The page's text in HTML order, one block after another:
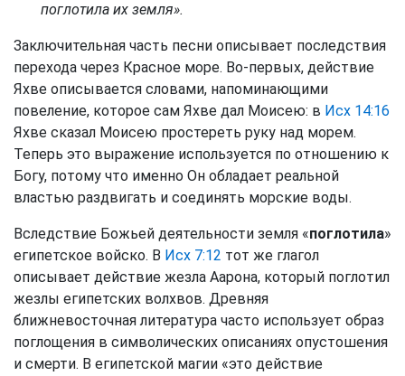
поглотила их земля».
Заключительная часть песни описывает последствия
перехода через Красное море. Во-первых, действие
Яхве описывается словами, напоминающими
повеление, которое сам Яхве дал Моисею: в Исх 14:16
Яхве сказал Моисею простереть руку над морем.
Теперь это выражение используется по отношению к
Богу, потому что именно Он обладает реальной
властью раздвигать и соединять морские воды.
Вследствие Божьей деятельности земля «поглотила»
египетское войско. В Исх 7:12 тот же глагол
описывает действие жезла Аарона, который поглотил
жезлы египетских волхвов. Древняя
ближневосточная литература часто использует образ
поглощения в символических описаниях опустошения
и смерти. В египетской магии «это действие